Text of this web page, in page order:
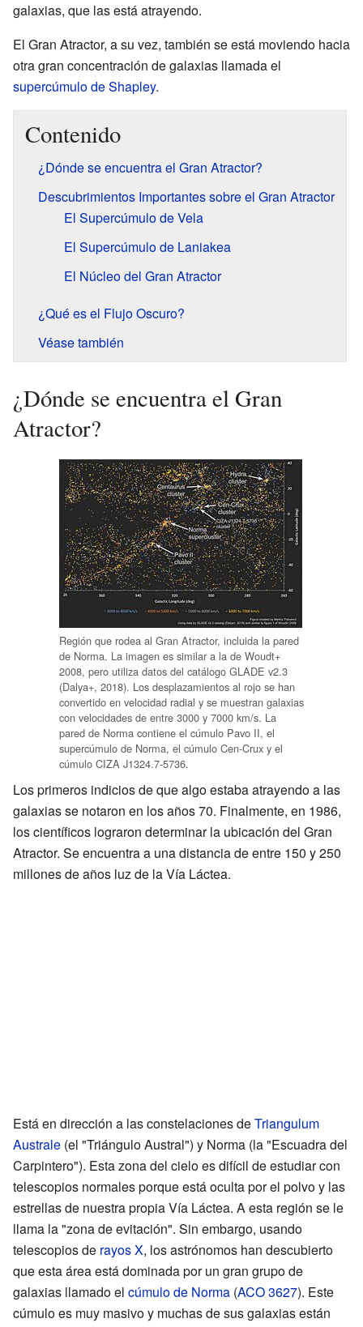
galaxias, que las está atrayendo.
El Gran Atractor, a su vez, también se está moviendo hacia
otra gran concentración de galaxias llamada el
supercúmulo de Shapley.
Contenido
¿Dónde se encuentra el Gran Atractor?
Descubrimientos Importantes sobre el Gran Atractor
El Supercúmulo de Vela
El Supercúmulo de Laniakea
El Núcleo del Gran Atractor
¿Qué es el Flujo Oscuro?
Véase también
¿Dónde se encuentra el Gran
Atractor?
Región que rodea al Gran Atractor, incluida la pared
de Norma. La imagen es similar a la de Woudt+
2008, pero utiliza datos del catálogo GLADE v2.3
(Dalya+, 2018). Los desplazamientos al rojo se han
convertido en velocidad radial y se muestran galaxias
con velocidades de entre 3000 y 7000 km/s. La
pared de Norma contiene el cúmulo Pavo II, el
supercúmulo de Norma, el cúmulo Cen-Crux y el
cúmulo CIZA J1324.7-5736.
Los primeros indicios de que algo estaba atrayendo a las
galaxias se notaron en los años 70. Finalmente, en 1986,
los científicos lograron determinar la ubicación del Gran
Atractor. Se encuentra a una distancia de entre 150 y 250
millones de años luz de la Vía Láctea.
Está en dirección a las constelaciones deTriangulum
Australe (el "Triángulo Austral") y Norma (la "Escuadra del
Carpintero"). Esta zona del cielo es difícil de estudiar con
telescopios normales porque está oculta por el polvo y las
estrellas de nuestra propia Vía Láctea. A esta región se le
llama la "zona de evitación". Sin embargo, usando
telescopios de rayos X, los astrónomos han descubierto
que esta área está dominada por un gran grupo de
galaxias llamado el cúmulo de Norma (ACO 3627). Este
cúmulo es muy masivo y muchas de sus galaxias están